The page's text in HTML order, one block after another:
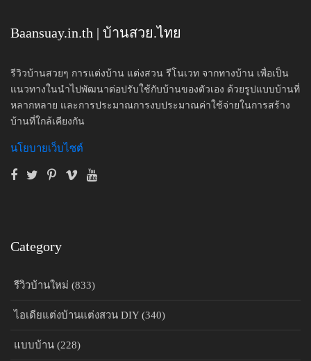
Baansuay.in.th | บ้านสวย.ไทย
รีวิวบ้านสวยๆ การแต่งบ้าน แต่งสวน รีโนเวท จากทางบ้าน เพื่อเป็น
แนวทางในนำไปพัฒนาต่อปรับใช้กับบ้านของตัวเอง ด้วยรูปแบบบ้านที่
หลากหลาย และการประมาณการงบประมาณค่าใช้จ่ายในการสร้าง
บ้านที่ใกล้เคียงกัน
นโยบายเว็บไซต์
Category
รีวิวบ้านใหม่ (833)
ไอเดียแต่งบ้านแต่งสวน DIY (340)
แบบบ้าน (228)